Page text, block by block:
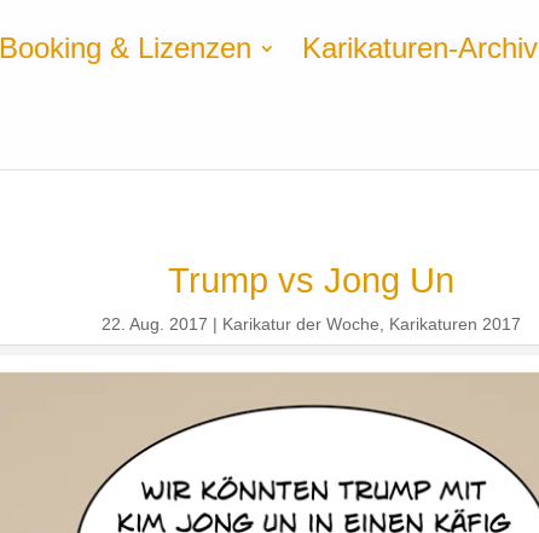
Booking & Lizenzen Karikaturen-Archiv
Trump vs Jong Un
22. Aug. 2017 Karikatur der Woche, Karikaturen 2017